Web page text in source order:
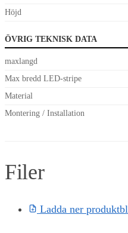
Höjd
ÖVRIG TEKNISK DATA
maxlangd
Max bredd LED-stripe
Material
Montering / Installation
Filer
Ladda ner